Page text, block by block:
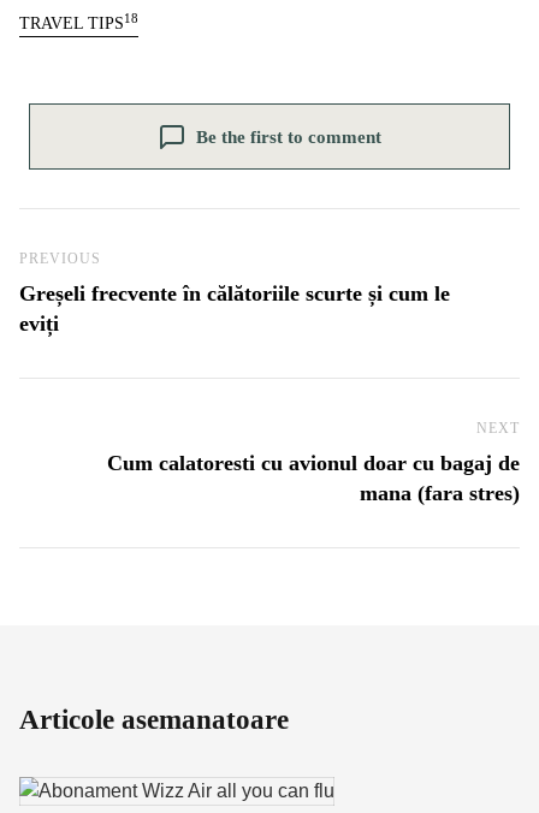
TRAVEL TIPS18
Be the first to comment
Previous Post
PREVIOUS
Greșeli frecvente în călătoriile scurte și cum le
eviți
NEXT
Cum calatoresti cu avionul doar cu bagaj de
mana (fara stres)
Articole asemanatoare